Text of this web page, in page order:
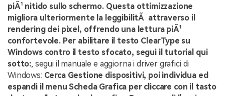
piÃ¹ nitido sullo schermo. Questa ottimizzazione
migliora ulteriormente la leggibilitÃ attraverso il
rendering dei pixel, offrendo una lettura piÃ¹
confortevole. Per abilitare il testo ClearType su
Windows contro il testo sfocato, segui il tutorial qui
sotto:, segui il manuale e aggiorna i driver grafici di
Windows: Cerca Gestione dispositivi, poi individua ed
espandi il menu Scheda Grafica per cliccare con il tasto